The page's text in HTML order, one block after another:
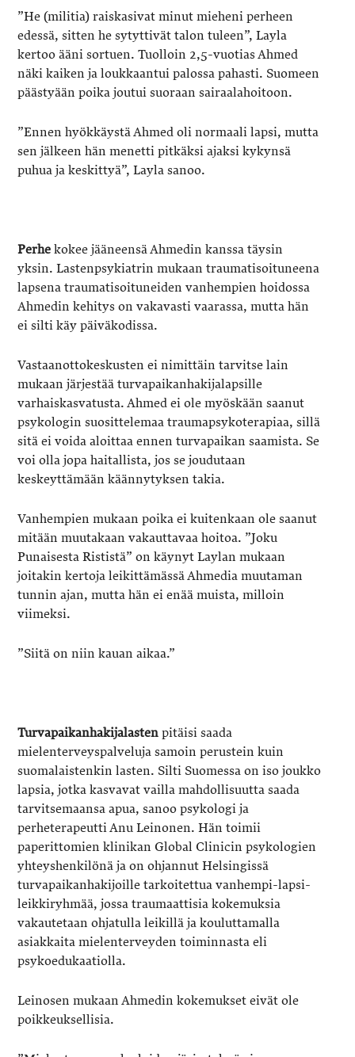
”He (militia) raiskasivat minut mieheni perheen
edessä, sitten he sytyttivät talon tuleen”, Layla
kertoo ääni sortuen. Tuolloin 2,5-vuotias Ahmed
näki kaiken ja loukkaantui palossa pahasti. Suomeen
päästyään poika joutui suoraan sairaalahoitoon.
”Ennen hyökkäystä Ahmed oli normaali lapsi, mutta
sen jälkeen hän menetti pitkäksi ajaksi kykynsä
puhua ja keskittyä”, Layla sanoo.
Perhe kokee jääneensä Ahmedin kanssa täysin
yksin. Lastenpsykiatrin mukaan traumatisoituneena
lapsena traumatisoituneiden vanhempien hoidossa
Ahmedin kehitys on vakavasti vaarassa, mutta hän
ei silti käy päiväkodissa.
Vastaanottokeskusten ei nimittäin tarvitse lain
mukaan järjestää turvapaikanhakijalapsille
varhaiskasvatusta. Ahmed ei ole myöskään saanut
psykologin suosittelemaa traumapsykoterapiaa, sillä
sitä ei voida aloittaa ennen turvapaikan saamista. Se
voi olla jopa haitallista, jos se joudutaan
keskeyttämään käännytyksen takia.
Vanhempien mukaan poika ei kuitenkaan ole saanut
mitään muutakaan vakauttavaa hoitoa. ”Joku
Punaisesta Rististä” on käynyt Laylan mukaan
joitakin kertoja leikittämässä Ahmedia muutaman
tunnin ajan, mutta hän ei enää muista, milloin
viimeksi.
”Siitä on niin kauan aikaa.”
Turvapaikanhakijalasten pitäisi saada
mielenterveyspalveluja samoin perustein kuin
suomalaistenkin lasten. Silti Suomessa on iso joukko
lapsia, jotka kasvavat vailla mahdollisuutta saada
tarvitsemaansa apua, sanoo psykologi ja
perheterapeutti Anu Leinonen. Hän toimii
paperittomien klinikan Global Clinicin psykologien
yhteyshenkilönä ja on ohjannut Helsingissä
turvapaikanhakijoille tarkoitettua vanhempi-lapsi-
leikkiryhmää, jossa traumaattisia kokemuksia
vakautetaan ohjatulla leikillä ja kouluttamalla
asiakkaita mielenterveyden toiminnasta eli
psykoedukaatiolla.
Leinosen mukaan Ahmedin kokemukset eivät ole
poikkeuksellisia.